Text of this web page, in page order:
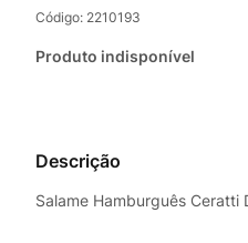
Código: 2210193
Produto indisponível
Descrição
Salame Hamburguês Ceratti